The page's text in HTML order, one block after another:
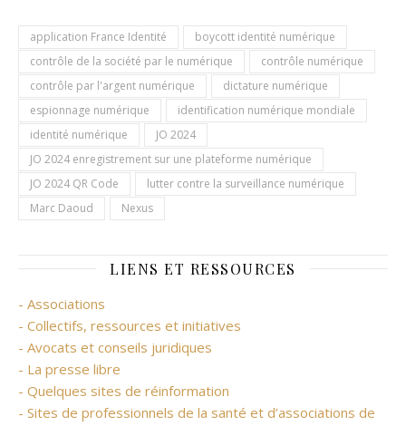
application France Identité
boycott identité numérique
contrôle de la société par le numérique
contrôle numérique
contrôle par l'argent numérique
dictature numérique
espionnage numérique
identification numérique mondiale
identité numérique
JO 2024
JO 2024 enregistrement sur une plateforme numérique
JO 2024 QR Code
lutter contre la surveillance numérique
Marc Daoud
Nexus
LIENS ET RESSOURCES
- Associations
- Collectifs, ressources et initiatives
- Avocats et conseils juridiques
- La presse libre
- Quelques sites de réinformation
- Sites de professionnels de la santé et d’associations de